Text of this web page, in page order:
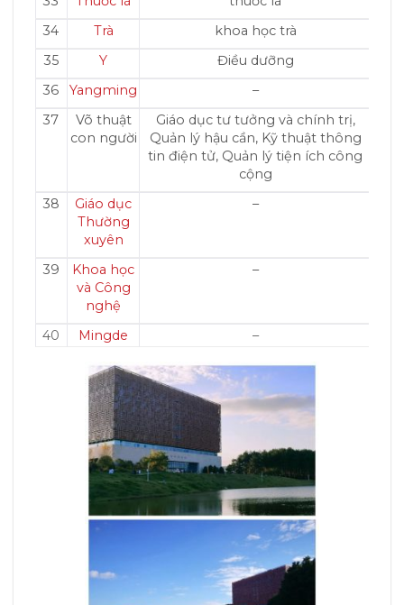
34
Trà
khoa học trà
35
Y
Điều dưỡng
36
Yangming
–
37
Võ thuật
con người
Giáo dục tư tưởng và chính trị,
Quản lý hậu cần, Kỹ thuật thông
tin điện tử, Quản lý tiện ích công
cộng
38
Giáo dục
Thường
xuyên
–
39
Khoa học
và Công
nghệ
–
40 Mingde –